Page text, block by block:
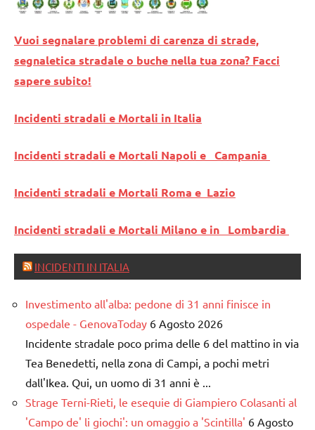
Vuoi segnalare problemi di carenza di strade,
segnaletica stradale o buche nella tua zona? Facci
sapere subito!
Incidenti stradali e Mortali in Italia
Incidenti stradali e Mortali Napoli e Campania
Incidenti stradali e Mortali Roma e Lazio
Incidenti stradali e Mortali Milano e in Lombardia
INCIDENTI IN ITALIA
Investimento all'alba: pedone di 31 anni finisce in
ospedale - GenovaToday 6 Agosto 2026
Incidente stradale poco prima delle 6 del mattino in via
Tea Benedetti, nella zona di Campi, a pochi metri
dall'Ikea. Qui, un uomo di 31 anni è ...
Strage Terni-Rieti, le esequie di Giampiero Colasanti al
'Campo de' li giochi': un omaggio a 'Scintilla' 6 Agosto